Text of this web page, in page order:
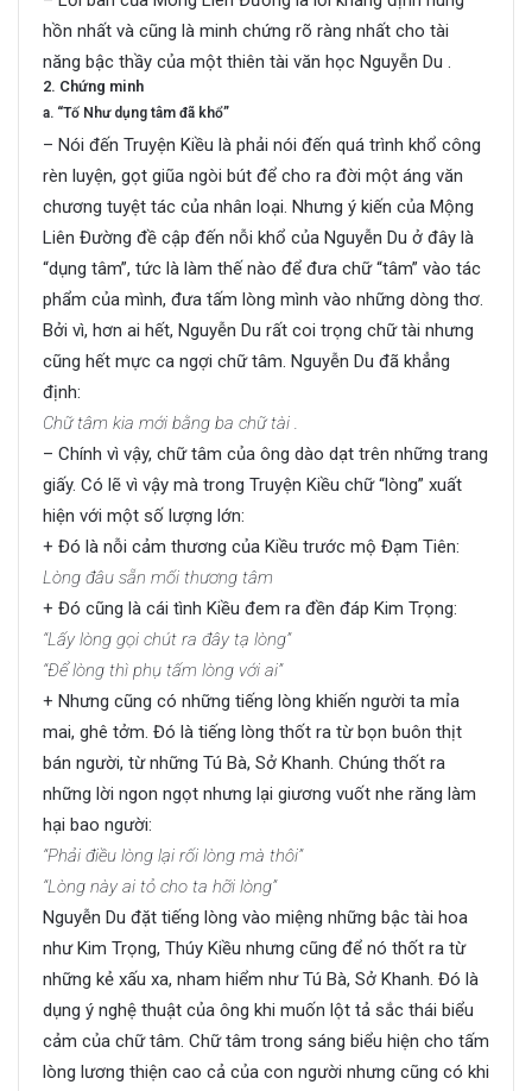
hồn nhất và cũng là minh chứng rõ ràng nhất cho tài
năng bậc thầy của một thiên tài văn học Nguyễn Du .
2. Chứng minh
a. “Tố Như dụng tâm đã khổ”
– Nói đến Truyện Kiều là phải nói đến quá trình khổ công
rèn luyện, gọt giũa ngòi bút để cho ra đời một áng văn
chương tuyệt tác của nhân loại. Nhưng ý kiến của Mộng
Liên Đường đề cập đến nỗi khổ của Nguyễn Du ở đây là
“dụng tâm”, tức là làm thế nào để đưa chữ “tâm” vào tác
phẩm của mình, đưa tấm lòng mình vào những dòng thơ.
Bởi vì, hơn ai hết, Nguyễn Du rất coi trọng chữ tài nhưng
cũng hết mực ca ngợi chữ tâm. Nguyễn Du đã khẳng
định:
Chữ tâm kia mới bằng ba chữ tài .
– Chính vì vậy, chữ tâm của ông dào dạt trên những trang
giấy. Có lẽ vì vậy mà trong Truyện Kiều chữ “lòng” xuất
hiện với một số lượng lớn:
+ Đó là nỗi cảm thương của Kiều trước mộ Đạm Tiên:
Lòng đâu sẵn mối thương tâm
+ Đó cũng là cái tình Kiều đem ra đền đáp Kim Trọng:
“Lấy lòng gọi chút ra đây tạ lòng”
“Để lòng thì phụ tấm lòng với ai”
+ Nhưng cũng có những tiếng lòng khiến người ta mỉa
mai, ghê tởm. Đó là tiếng lòng thốt ra từ bọn buôn thịt
bán người, từ những Tú Bà, Sở Khanh. Chúng thốt ra
những lời ngon ngọt nhưng lại giương vuốt nhe răng làm
hại bao người:
“Phải điều lòng lại rối lòng mà thôi”
“Lòng này ai tỏ cho ta hỡi lòng”
Nguyễn Du đặt tiếng lòng vào miệng những bậc tài hoa
như Kim Trọng, Thúy Kiều nhưng cũng để nó thốt ra từ
những kẻ xấu xa, nham hiểm như Tú Bà, Sở Khanh. Đó là
dụng ý nghệ thuật của ông khi muốn lột tả sắc thái biểu
cảm của chữ tâm. Chữ tâm trong sáng biểu hiện cho tấm
lòng lương thiện cao cả của con người nhưng cũng có khi